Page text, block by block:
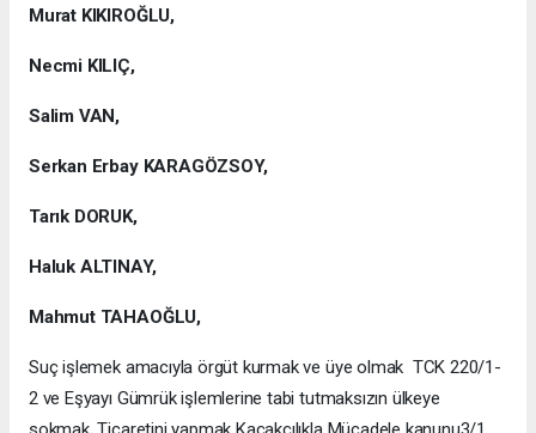
Murat KIKIROĞLU,
Necmi KILIÇ,
Salim VAN,
Serkan Erbay KARAGÖZSOY,
Tarık DORUK,
Haluk ALTINAY,
Mahmut TAHAOĞLU,
Suç işlemek amacıyla örgüt kurmak ve üye olmak TCK 220/1-
2 ve Eşyayı Gümrük işlemlerine tabi tutmaksızın ülkeye